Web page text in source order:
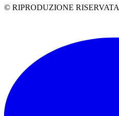
© RIPRODUZIONE RISERVATA